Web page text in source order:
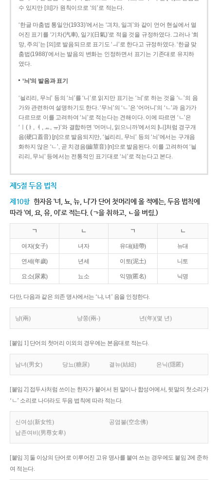
수 있지만 [의]가 원칙이므로 ‘의’로 적는다.
‘한글 마춤법 통일안(1933)’에서는 ‘긔챠, 일긔’와 같이 언어 현실에서 멀
어진 표기를 ‘기차(汽車), 일기(日氣)’로 적을 것을 규정하였다. 그러나 ‘희
망, 주의’는 [의]로 발음되므로 표기도 ‘ㅢ’로 한다고 규정하였다. ‘한글 맞
춤법(1988)’에서는 발음의 변화는 인정하면서 표기는 기존대로 유지하
였다.
‘늬’의 발음과 표기
‘늴리리, 무늬’ 등의 ‘늬’를 ‘니’로 읽지만 표기는 ‘늬’로 하는 것을 ‘ㄴ’의 음
가와 관련하여 설명하기도 한다. ‘무늬’의 ‘ㄴ’은 ‘어머니’의 ‘ㄴ’과 음가가
다르므로 이를 고려하여 ‘늬’로 적는다는 견해이다. 이에 따르면 ‘ㄴ’은
‘ㅣ(ㅑ, ㅕ, ㅛ, ㅠ)’와 결합하면 ‘어머니, 읽으니까’에서의 [니]처럼 경구개
음(硬口蓋音) [ɲ]으로 발음되지만, ‘늴리리, 무늬’ 등의 ‘늬’에서는 구개음
화하지 않은 ‘ㄴ’, 곧 치경음(齒莖音) [n]으로 발음된다. 이를 고려하여 ‘늴
리리, 무늬’ 등에서는 전통적인 표기대로 ‘늬’로 적는다고 본다.
제5절 두음 법칙
제10항 한자음 ‘녀, 뇨, 뉴, 니’가 단어 첫머리에 올 적에는, 두음 법칙에
따라 ‘여, 요, 유, 이’로 적는다. (ㄱ을 취하고, ㄴ을 버림.)
ㄱ ㄴ ㄱ ㄴ
여자(女子) 녀자 유대(紐帶) 뉴대
연세(年歲) 년세 이토(泥土) 니토
요소(尿素) 뇨소 익명(匿名) 닉명
다만, 다음과 같은 의존 명사에서는 ‘냐, 녀’ 음을 인정한다.
냥(兩) 냥쭝(兩-) 년(年)(몇 년)
[붙임 1] 단어의 첫머리 이외의 경우에는 본음대로 적는다.
남녀(男女) 당뇨(糖尿) 결뉴(結紐) 은닉(隱匿)
[붙임 2] 접두사처럼 쓰이는 한자가 붙어서 된 말이나 합성어에서, 뒷말의 첫소리가
‘ㄴ’ 소리로 나더라도 두음 법칙에 따라 적는다.
신여성(新女性)
공염불(空念佛)
남존여비(男尊女卑)
[붙임 3] 둘 이상의 단어로 이루어진 고유 명사를 붙여 쓰는 경우에도 붙임 2에 준하
여 적는다.